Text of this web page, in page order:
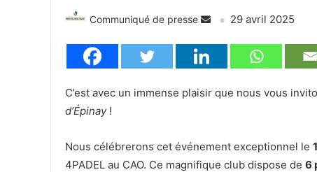
Communiqué de presse 29 avril 2025
C’est avec un immense plaisir que nous vous
d’Épinay!
Nous célébrerons cet événement exceptionnel le
4PADEL au CAO. Ce magnifique club dispose de 6